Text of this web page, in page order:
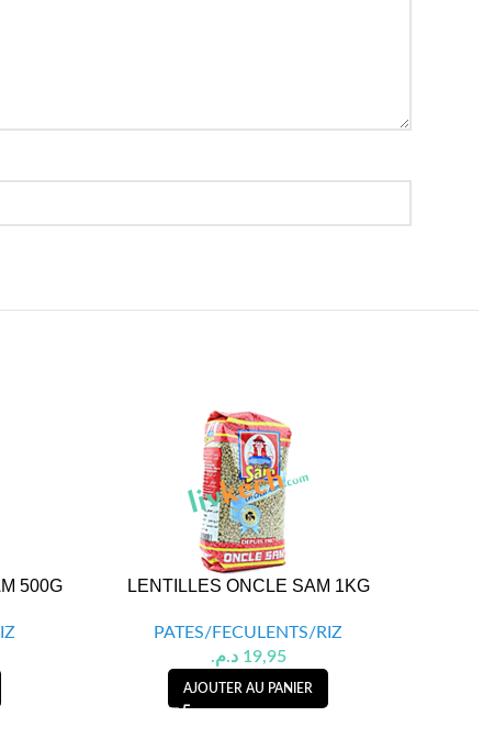
500G LENTILLES ONCLE SAM 1KG
PATES/FECULENTS/RIZ
19,95 د.م.
AJOUTER AU PANIER